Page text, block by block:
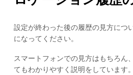
設定が終わった後の履歴の見方につ
になってください。
スマートフォンでの見方はもちろん
てもわかりやすく説明をしています。